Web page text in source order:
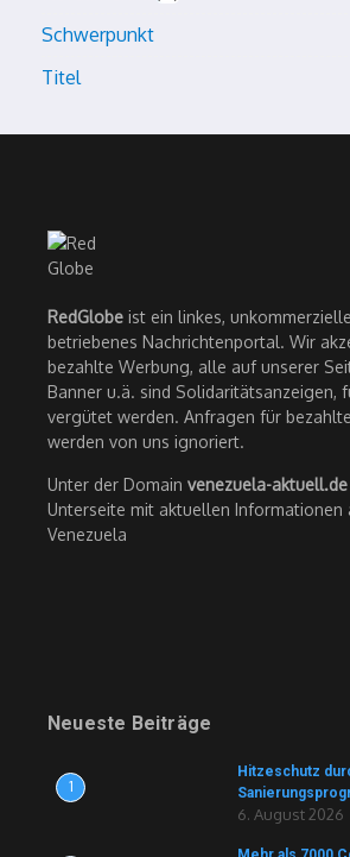
Schwerpunkt
Titel
RedGlobe ist ein linkes,
betriebenes Nachrichtenportal. Wir
bezahlte Werbung, alle auf unserer
Banner u.ä. sind Solidaritätsanzeigen,
vergütet werden. Anfragen für
werden von uns ignoriert.
Unter der Domain venezuela-aktuell.de
Unterseite mit aktuellen Informationen
Venezuela
Neueste Beiträge
1
Hitzeschutz
6. August 2026